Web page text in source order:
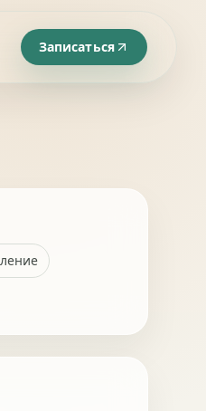
Записаться